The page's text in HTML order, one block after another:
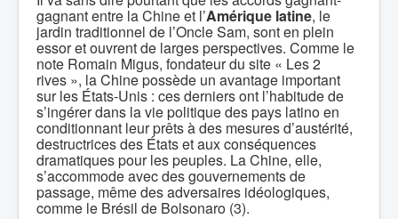
gagnant entre la Chine et l’Amérique latine, le
jardin traditionnel de l’Oncle Sam, sont en plein
essor et ouvrent de larges perspectives. Comme le
note Romain Migus, fondateur du site « Les 2
rives », la Chine possède un avantage important
sur les États-Unis : ces derniers ont l’habitude de
s’ingérer dans la vie politique des pays latino en
conditionnant leur prêts à des mesures d’austérité,
destructrices des États et aux conséquences
dramatiques pour les peuples. La Chine, elle,
s’accommode avec des gouvernements de
passage, même des adversaires idéologiques,
comme le Brésil de Bolsonaro (3).